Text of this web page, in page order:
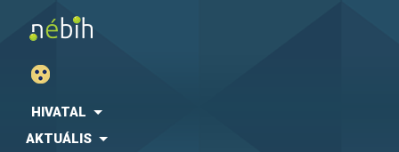
HIVATAL
AKTUÁLIS